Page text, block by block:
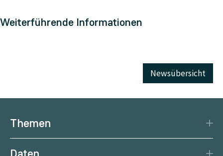
Weiterführende Informationen
Newsübersicht
Themen